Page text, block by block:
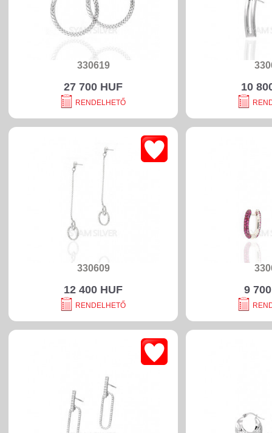
330619
27 700 HUF
RENDELHETŐ
10
330609
12 400 HUF
RENDELHETŐ
9